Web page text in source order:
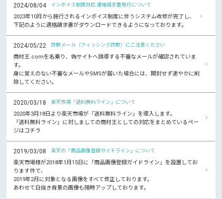
2024/08/04 インボイス制度対応 適格請求書発行について
2023年10月から施行されるインボイス制度に伴うシステム改修が完了し、
下記のように適格請求書がダウンロードできるようになっております。
2024/05/22 詐欺メール（フィッシング詐欺）にご注意ください
商材王.comを名乗り、偽サイトへ誘導する不審なメールが確認されていま
す。
身に覚えのない不審なメールやSMSが届いた場合には、開封せず速やかに削
除してください。
2020/03/18 楽天市場「送料無料ライン」について
2020年3月18日より楽天市場が「送料無料ライン」を導入します。
「送料無料ライン」に対しましての商材王としての対応をまとめているペー
ジはコチラ
2019/03/08 楽天の「商品画像登録ガイドライン」について
楽天市場様が2018年1月15日に「商品画像登録ガイドライン」を設置してお
ります件で、
2019年2月に対象となる画像をすべて修正しております。
あわせて白抜き背景の画像も随時アップしております。